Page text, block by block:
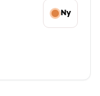
Ny